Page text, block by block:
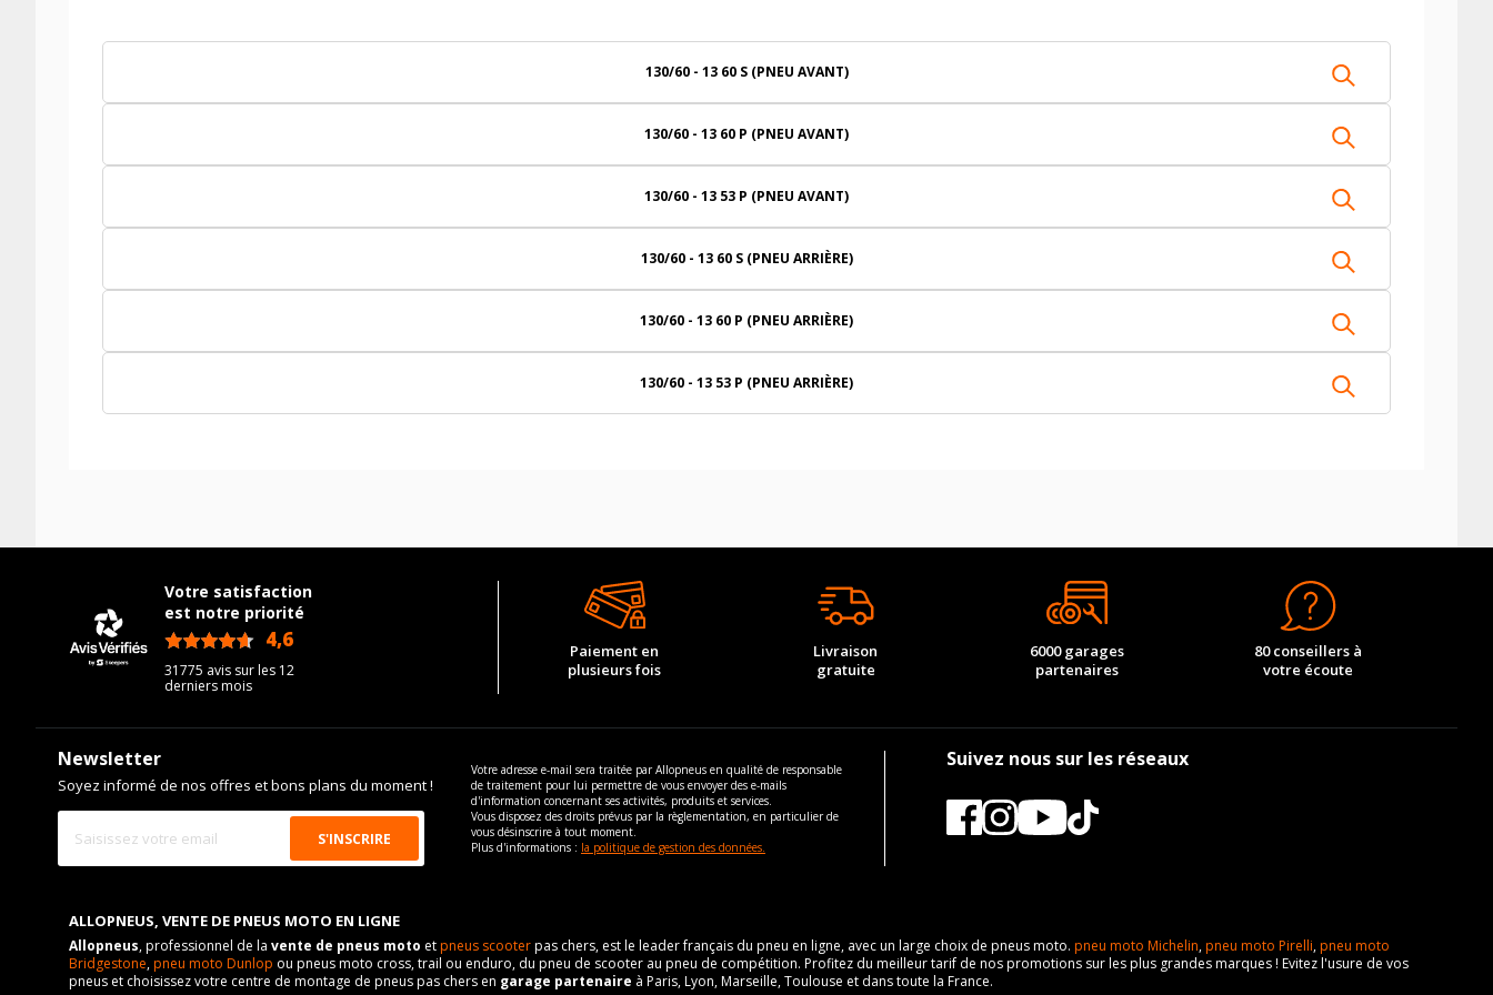
130/60 - 13 60 S (PNEU AVANT)
130/60 - 13 60 P (PNEU AVANT)
130/60 - 13 53 P (PNEU AVANT)
130/60 - 13 60 S (PNEU ARRIÈRE)
130/60 - 13 60 P (PNEU ARRIÈRE)
130/60 - 13 53 P (PNEU ARRIÈRE)
Votre satisfaction
est notre priorité
4,6
31775 avis sur les 12
derniers mois
Paiement en
plusieurs fois
Livraison
gratuite
6000 garages
partenaires
80 conseillers à
votre écoute
Newsletter
Soyez informé de nos offres et bons plans du moment !
Votre adresse e-mail sera traitée par Allopneus en qualité de responsable
de traitement pour lui permettre de vous envoyer des e-mails
d'information concernant ses activités, produits et services.
Vous disposez des droits prévus par la règlementation, en particulier de
vous désinscrire à tout moment.
Plus d'informations : la politique de gestion des données.
Suivez nous sur les réseaux
ALLOPNEUS, VENTE DE PNEUS MOTO EN LIGNE
Allopneus, professionnel de la vente de pneus moto etpneus scooterpas chers, est le leader français du pneu en ligne, avec un large choix de pneus moto. pneu moto Michelin,pneu moto Pirelli,pneu moto
Bridgestone,pneu moto Dunlop ou pneus moto cross, trail ou enduro, du pneu de scooter au pneu de compétition. Profitez du meilleur tarif de nos promotions sur les plus grandes marques ! Evitez l'usure de vos
pneus et choisissez votre centre de montage de pneus pas chers en garage partenaire à Paris, Lyon, Marseille, Toulouse et dans toute la France.